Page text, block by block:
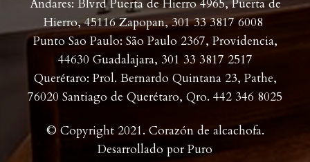
Andares: Blvrd Puerta de Hierro 4965, Puerta de
Hierro, 45116 Zapopan,301 33 3817 6008
Punto Sao Paulo: São Paulo 2367, Providencia,
44630 Guadalajara, 301 33 3817 2517
Querétaro: Prol. Bernardo Quintana 23, Pathe,
76020 Santiago de Querétaro, Qro. 442 346 8025
© Copyright 2021. Corazón de alcachofa.
Desarrollado por Puro